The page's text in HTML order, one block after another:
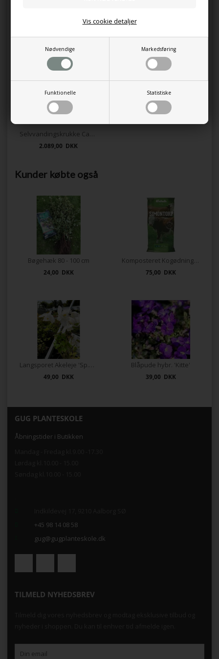
Nødvendige Markedsføring
Funktionelle Statistiske
Vis cookie detaljer
Selvvandingskrukke Caviar Black
2.089,00 DKK
Kunder købte også
Bøgehæk 80 - 100 cm
24,00 DKK
Komposteret Kogødning 40 ltr.
75,00 DKK
Langsporet Akeleje 'Sp.Magie White'
49,00 DKK
Blåpude hybr. 'Kitte'
39,00 DKK
GUG PLANTESKOLE
Åbningstider i Butikken
+45 98 14 08 58
gug@gugplanteskole.dk
TILMELD NYHEDSBREV